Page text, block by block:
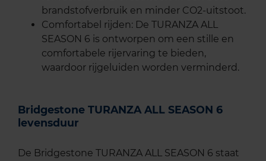
brandstofverbruik en minder CO2-uitstoot.
Comfortabel rijden: De TURANZA ALL
SEASON 6 is ontworpen om een stille en
comfortabele rijervaring te bieden,
waardoor rijgeluiden worden verminderd.
Bridgestone TURANZA ALL SEASON 6
levensduur
De Bridgestone TURANZA ALL SEASON 6 staat